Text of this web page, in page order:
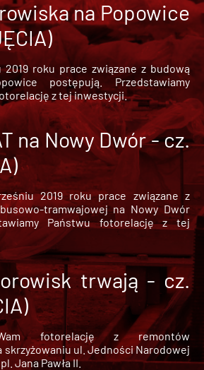
na Popowice
roku prace związane z budową
postępują. Przedstawiamy
z tej inwestycji.
na Nowy Dwór - cz.
2019 roku prace związane z
tramwajowej na Nowy Dwór
Państwu fotorelację z tej
trwają - cz.
Wam fotorelację z remontów
skrzyżowaniu ul. Jedności Narodowej
Jana Pawła II.